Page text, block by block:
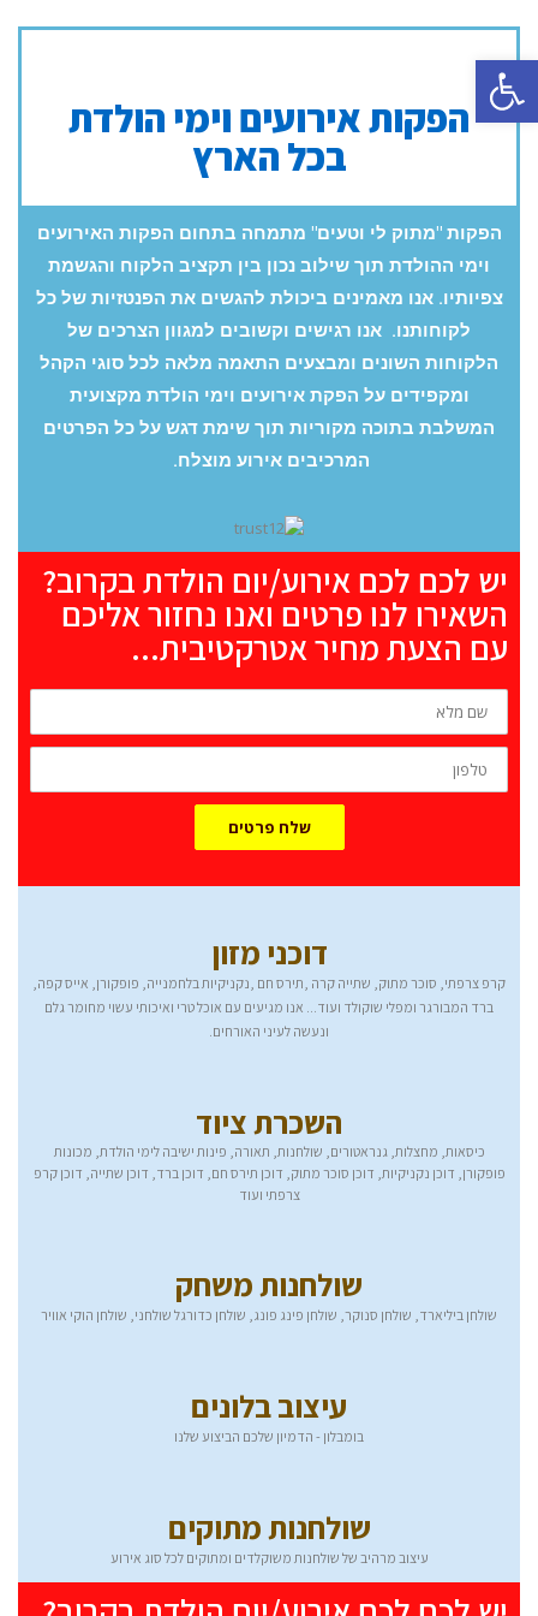
הפקות אירועים וימי הולדת
בכל הארץ
הפקות "מתוק לי וטעים" מתמחה בתחום הפקות האירועים
וימי ההולדת תוך שילוב נכון בין תקציב הלקוח והגשמת
צפיותיו.אנו מאמינים ביכולת להגשים את הפנטזיות של כל
לקוחותנו. אנו רגישים וקשובים למגוון הצרכים של
הלקוחות השונים ומבצעים התאמה מלאה לכל סוגי הקהל
ומקפידים על הפקת אירועים וימי הולדת מקצועית
המשלבת בתוכה מקוריות תוך שימת דגש על כל הפרטים
המרכיבים אירוע מוצלח.
יש לכם לכם אירוע/יום הולדת בקרוב?
השאירו לנו פרטים ואנו נחזור אליכם
עם הצעת מחיר אטרקטיבית...
שם
מלא
טלפון
שלח פרטים
דוכני מזון
קרפ צרפתי, סוכר מתוק, שתייה קרה ,תירס חם ,נקניקיות בלחמנייה, פופקורן, אייס קפה,
ברד המבורגר ומפלי שוקולד ועוד... אנו מגיעים עם אוכל טרי ואיכותי עשוי מחומר גלם
ונעשה לעיני האורחים.
השכרת ציוד
כיסאות, מחצלות, גנראטורים, שולחנות, תאורה, פינות ישיבה לימי הולדת, מכונות
פופקורן, דוכן נקניקיות, דוכן סוכר מתוק, דוכן תירס חם, דוכן ברד, דוכן שתייה, דוכן קרפ
צרפתי ועוד
שולחנות משחק
שולחן ביליארד, שולחן סנוקר, שולחן פינג פונג, שולחן כדורגל שולחני, שולחן הוקי אוויר
עיצוב בלונים
בומבלון - הדמיון שלכם הביצוע שלנו
שולחנות מתוקים
עיצוב מרהיב של שולחנות משוקלדים ומתוקים לכל סוג אירוע
פתח סרגל נגישות